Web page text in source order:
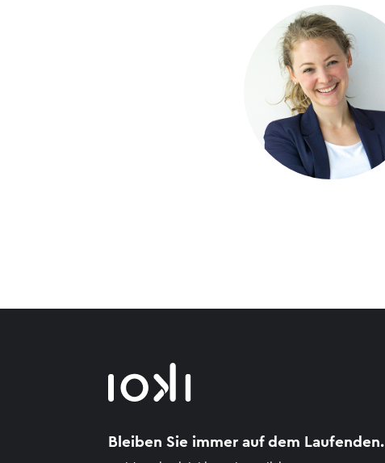
Bleiben Sie immer auf dem Laufenden.